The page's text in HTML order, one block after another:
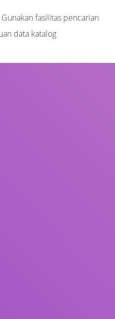
fasilitas pencarian
data katalog